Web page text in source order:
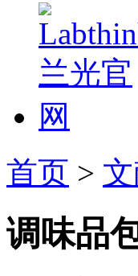
首页 >
调味品